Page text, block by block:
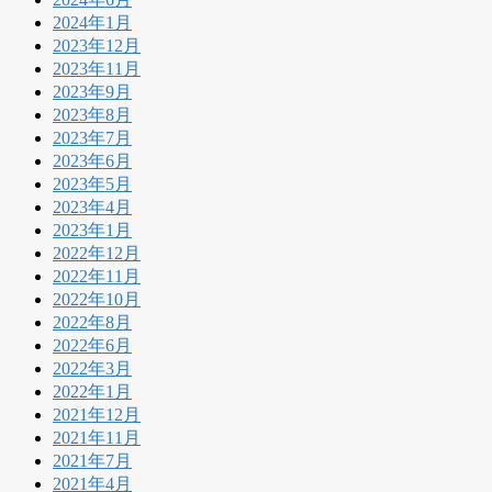
2024年1月
2023年12月
2023年11月
2023年9月
2023年8月
2023年7月
2023年6月
2023年5月
2023年4月
2023年1月
2022年12月
2022年11月
2022年10月
2022年8月
2022年6月
2022年3月
2022年1月
2021年12月
2021年11月
2021年7月
2021年4月